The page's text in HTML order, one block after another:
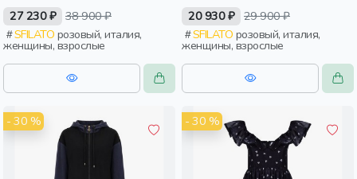
27 230 ₽ 38 900 ₽
SFILATO
женщины, взрослые
20 930 ₽ 29 900 ₽
SFILATO
женщины, взрослые
- 30 % - 30 %